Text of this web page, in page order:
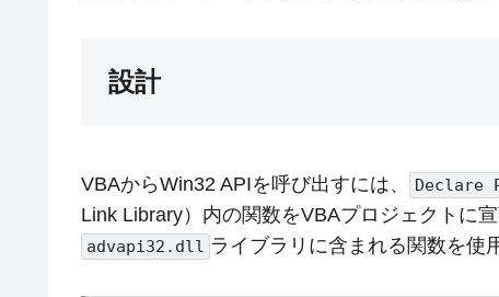
設計
VBAからWin32 APIを呼び出すには、 Declare
Link Library）内の関数をVBAプロジェクトに
advapi32.dll ライブラリに含まれる関数を使